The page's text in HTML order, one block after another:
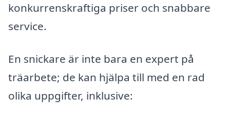
konkurrenskraftiga priser och snabbare
service.
En snickare är inte bara en expert på
träarbete; de kan hjälpa till med en rad
olika uppgifter, inklusive: